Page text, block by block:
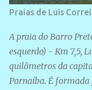
Praias de Luis
A praia do Barro
esquerdo) - Km 7,5,
quilômetros da
Parnaíba. É